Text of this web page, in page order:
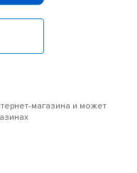
магазина и может